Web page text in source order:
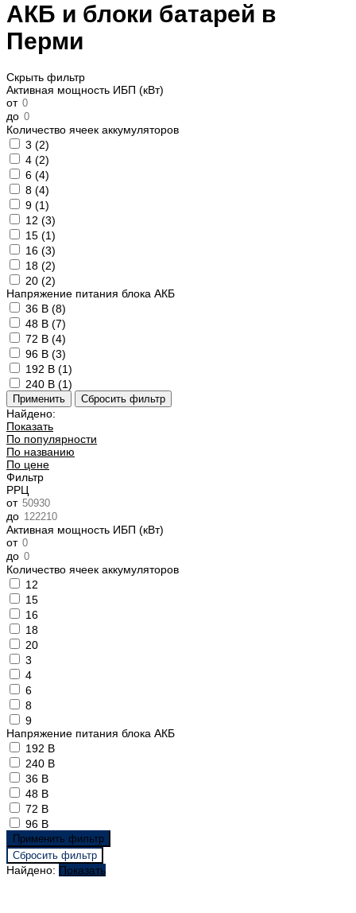
АКБ и блоки батарей в
Перми
Скрыть фильтр
Активная мощность ИБП (кВт)
от
до
Количество ячеек аккумуляторов
3 (2)
4 (2)
6 (4)
8 (4)
9 (1)
12 (3)
15 (1)
16 (3)
18 (2)
20 (2)
Напряжение питания блока АКБ
36 В (8)
48 В (7)
72 В (4)
96 В (3)
192 В (1)
240 В (1)
Найдено:
Показать
По популярности
По названию
По цене
Фильтр
РРЦ
от
до
Активная мощность ИБП (кВт)
от
до
Количество ячеек аккумуляторов
12
15
16
18
20
3
4
6
8
9
Напряжение питания блока АКБ
192 В
240 В
36 В
48 В
72 В
96 В
Найдено: Показать